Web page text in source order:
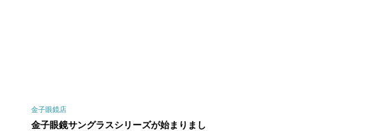
金子眼鏡店
金子眼鏡サングラスシリーズが始まりまし